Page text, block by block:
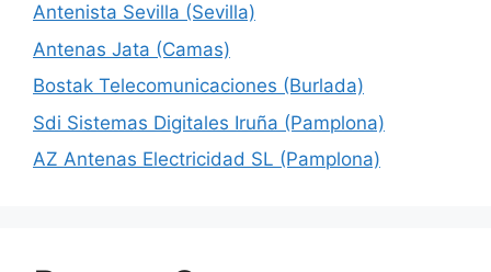
Antenista Sevilla (Sevilla)
Antenas Jata (Camas)
Bostak Telecomunicaciones (Burlada)
Sdi Sistemas Digitales Iruña (Pamplona)
AZ Antenas Electricidad SL (Pamplona)